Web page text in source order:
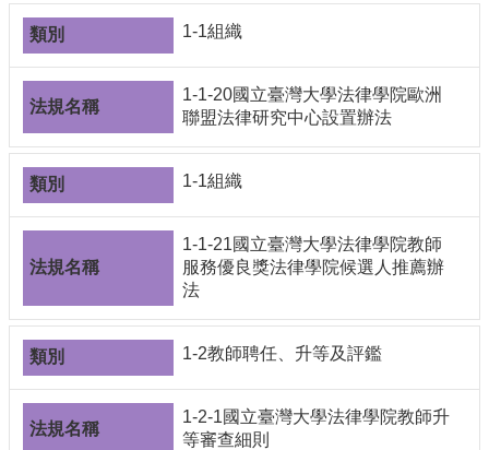
1-1組織
1-1-20國立臺灣大學法律學院歐洲
聯盟法律研究中心設置辦法
1-1組織
1-1-21國立臺灣大學法律學院教師
服務優良獎法律學院候選人推薦辦
法
1-2教師聘任、升等及評鑑
1-2-1國立臺灣大學法律學院教師升
等審查細則